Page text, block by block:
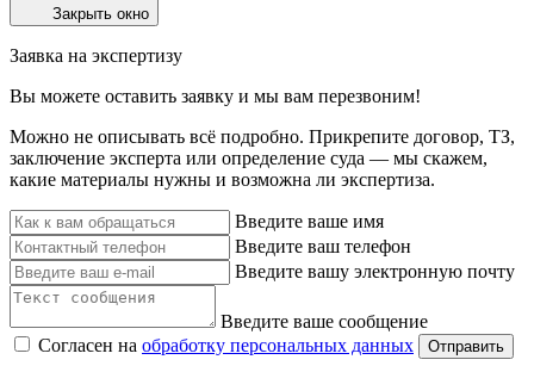
Закрыть окно
Заявка на экспертизу
Вы можете оставить заявку и мы вам перезвоним!
Можно не описывать всё подробно. Прикрепите договор, ТЗ,
заключение эксперта или определение суда — мы скажем,
какие материалы нужны и возможна ли экспертиза.
Введите ваше имя
Введите ваш телефон
Введите вашу электронную почту
Введите ваше сообщение
Согласен на обработку персональных данных Отправить